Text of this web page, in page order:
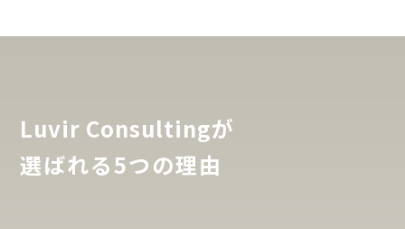
Luvir Consultingが
選ばれる5つの理由